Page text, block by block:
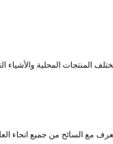
المنتجات المحلية والأشياء
مع السائح من جميع انحاء